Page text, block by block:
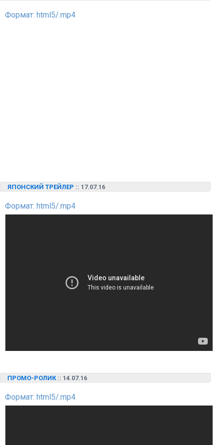
Формат: html5/.mp4
ЯПОНСКИЙ ТРЕЙЛЕР :: 17.07.16
Формат: html5/.mp4
ПРОМО-РОЛИК :: 14.07.16
Формат: html5/.mp4